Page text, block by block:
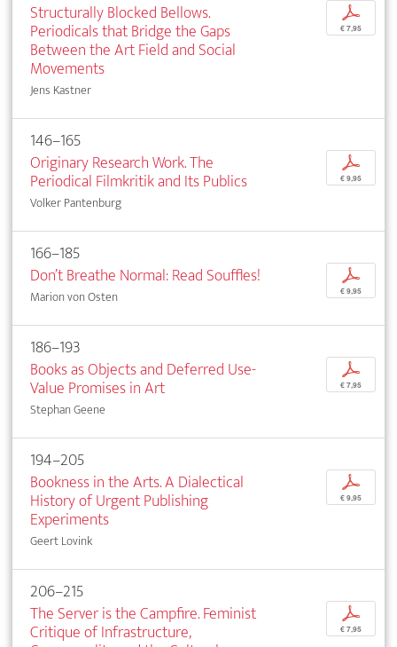
Structurally Blocked Bellows.
Periodicals that Bridge the Gaps
Between the Art Field and Social
Movements
Jens Kastner
p
€ 7,95
146–165
Originary Research Work. The
Periodical Filmkritik and Its Publics
Volker Pantenburg
p
€ 9,95
166–185
Don’t Breathe Normal: Read Souffles!
Marion von Osten
p
€ 9,95
186–193
Books as Objects and Deferred Use-
Value Promises in Art
Stephan Geene
p
€ 7,95
194–205
Bookness in the Arts. A Dialectical
History of Urgent Publishing
Experiments
Geert Lovink
p
€ 9,95
206–215
The Server is the Campfire. Feminist
Critique of Infrastructure,
p
€ 7,95